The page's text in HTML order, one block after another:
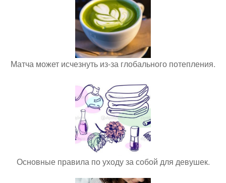
Матча может исчезнуть из-за глобального потепления.
Основные правила по уходу за собой для девушек.